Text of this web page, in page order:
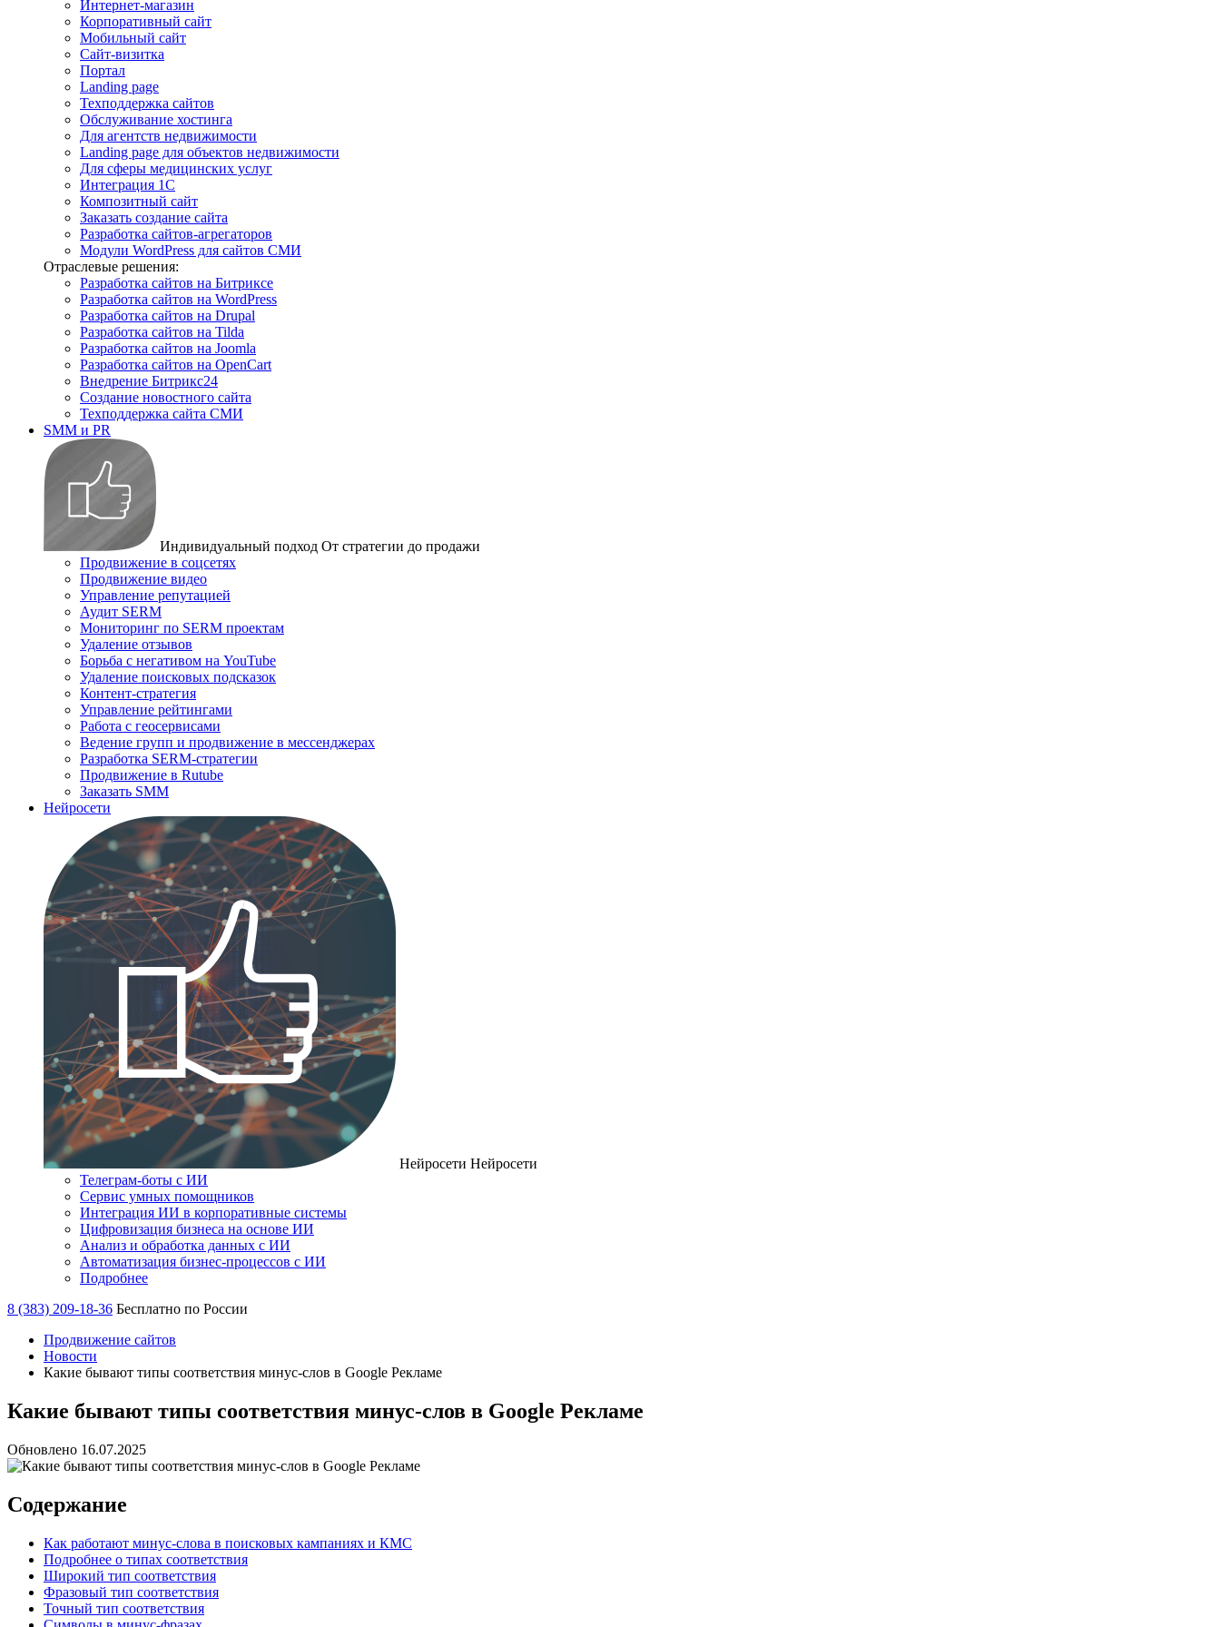
Интернет-магазин
Корпоративный сайт
Мобильный сайт
Сайт-визитка
Портал
Landing page
Техподдержка сайтов
Обслуживание хостинга
Для агентств недвижимости
Landing page для объектов недвижимости
Для сферы медицинских услуг
Интеграция 1С
Композитный сайт
Заказать создание сайта
Разработка сайтов-агрегаторов
Модули WordPress для сайтов СМИ
Отраслевые решения:
Разработка сайтов на Битриксе
Разработка сайтов на WordPress
Разработка сайтов на Drupal
Разработка сайтов на Tilda
Разработка сайтов на Joomla
Разработка сайтов на OpenCart
Внедрение Битрикс24
Создание новостного сайта
Техподдержка сайта СМИ
SMM и PR
Индивидуальный подход От стратегии до продажи
Продвижение в соцсетях
Продвижение видео
Управление репутацией
Аудит SERM
Мониторинг по SERM проектам
Удаление отзывов
Борьба с негативом на YouTube
Удаление поисковых подсказок
Контент-стратегия
Управление рейтингами
Работа с геосервисами
Ведение групп и продвижение в мессенджерах
Разработка SERM-стратегии
Продвижение в Rutube
Заказать SMM
Нейросети
Нейросети Нейросети
Телеграм-боты с ИИ
Сервис умных помощников
Интеграция ИИ в корпоративные системы
Цифровизация бизнеса на основе ИИ
Анализ и обработка данных с ИИ
Автоматизация бизнес-процессов с ИИ
Подробнее
8 (383) 209-18-36 Бесплатно по России
Продвижение сайтов
Новости
Какие бывают типы соответствия минус-слов в Google Рекламе
Какие бывают типы соответствия минус-слов в Google Рекламе
Обновлено 16.07.2025
Содержание
Как работают минус-слова в поисковых кампаниях и КМС
Подробнее о типах соответствия
Широкий тип соответствия
Фразовый тип соответствия
Точный тип соответствия